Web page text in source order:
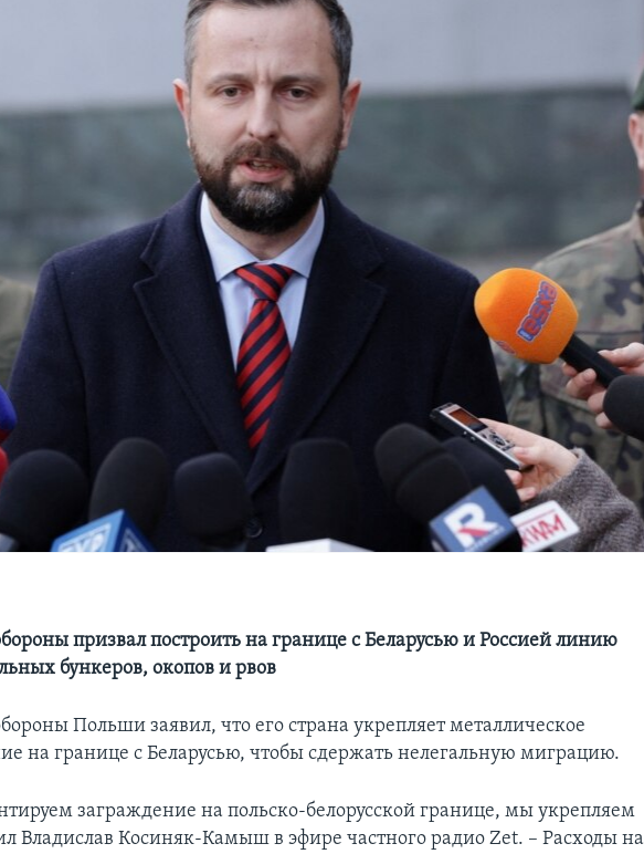
призвал построить на границе с Беларусью и Россией линию
бункеров, окопов и рвов
Польши заявил, что его страна укрепляет металлическое
на границе с Беларусью, чтобы сдержать нелегальную миграцию.
заграждение на польско-белорусской границе, мы укрепляем
Владислав Косиняк-Камыш в эфире частного радио Zet. – Расходы на